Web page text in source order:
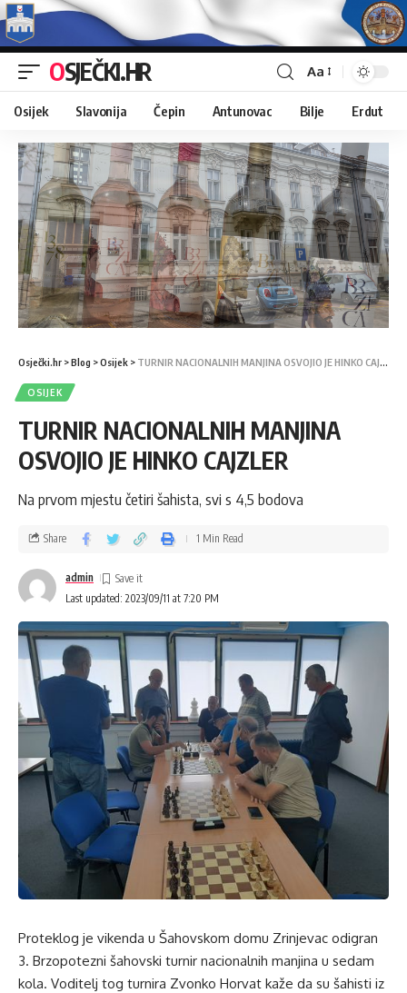
OSJEČKI.HR Aa
Osijek Slavonija Čepin Antunovac Bilje Erdut
Osječki.hr >Blog >Osijek > TURNIR NACIONALNIH MANJINA OSVOJIO JE HINKO CAJZLER
OSIJEK
TURNIR NACIONALNIH MANJINA
OSVOJIO JE HINKO CAJZLER
Na prvom mjestu četiri šahista, svi s 4,5 bodova
Last updated: 2023/09/11 at 7:20 PM
admin
Share 1 Min Read
Proteklog je vikenda u Šahovskom domu Zrinjevac odigran
3. Brzopotezni šahovski turnir nacionalnih manjina u sedam
kola. Voditelj tog turnira Zvonko Horvat kaže da su šahisti iz